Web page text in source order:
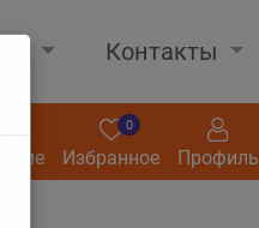
Контакты
Избранное
0
Профиль